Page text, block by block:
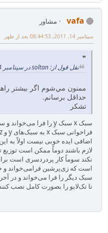
vafa
مشاور
سپتامبر 14, 2011, 08:44:53 بعد از ظهر
نقل قول از: soltan در سپتامبر 14, 2011, 08:31:40 بعد از ظهر
ممنون مي‌شوم اگر بيشتر
حداقل برسانم.
تشکر
اضافی ایده خوبی نیست اولاً به
لازم باشند دوماً ممکن است توزیع
سبک دیگر را فرا می‌خواند و در
تا تک‌لایو را بصورت کامل نصب